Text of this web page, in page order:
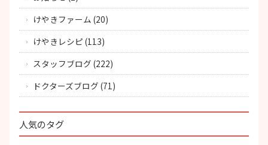
けやきファーム (20)
けやきレシピ (113)
スタッフブログ (222)
ドクターズブログ (71)
人気のタグ